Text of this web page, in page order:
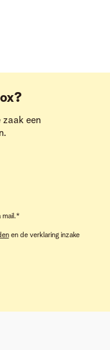
zaak een
mail.*
en de verklaring inzake